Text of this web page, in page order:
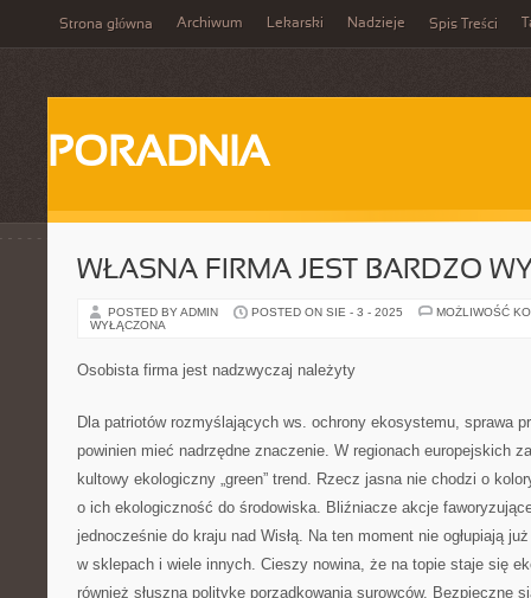
Strona główna Archiwum Lekarski Nadzieje Spis Treści
PORADNIA
WŁASNA FIRMA JEST BARDZO
POSTED BY ADMIN POSTED ON SIE - 3 - 2025
MOŻLIWOŚĆ
WYŁĄCZONA
Osobista firma jest nadzwyczaj należyty
Dla patriotów rozmyślających ws. ochrony ekosystemu, sprawa
powinien mieć nadrzędne znaczenie. W regionach europejskich
kultowy ekologiczny „green” trend. Rzecz jasna nie chodzi o
o ich ekologiczność do środowiska. Bliźniacze akcje
jednocześnie do kraju nad Wisłą. Na ten moment nie ogłupiają
w sklepach i wiele innych. Cieszy nowina, że na topie staje się
również słuszną politykę porządkowania surowców. Bezpieczne